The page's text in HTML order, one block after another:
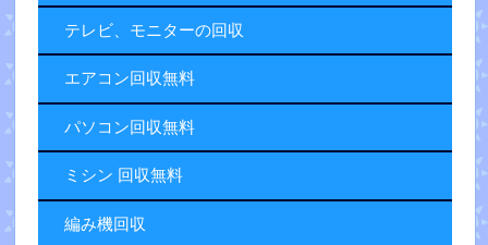
テレビ、モニターの回収
エアコン回収無料
パソコン回収無料
ミシン 回収無料
編み機回収